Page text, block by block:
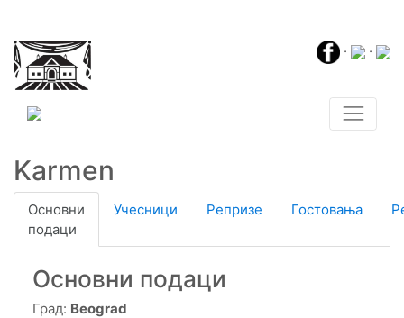
· ·
Karmen
Основни
подаци
Учесници Репризе Гостовања
Основни подаци
Град: Beograd